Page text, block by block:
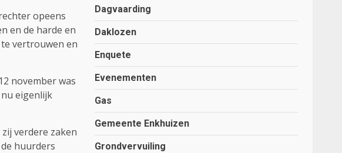
opeens
en de harde en
vertrouwen en
november was
eigenlijk
verdere zaken
huurders
Dagvaarding
Daklozen
Enquete
Evenementen
Gas
Gemeente Enkhuizen
Grondvervuiling